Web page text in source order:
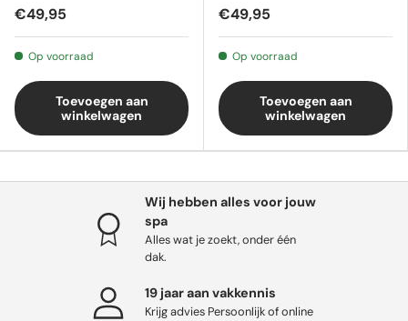
€49,95
Op voorraad
Toevoegen aan
winkelwagen
€49,95
Op voorraad
Toevoegen aan
winkelwagen
Wij hebben alles voor jouw
spa
Alles wat je zoekt, onder één
dak.
19 jaar aan vakkennis
Krijg advies Persoonlijk of online